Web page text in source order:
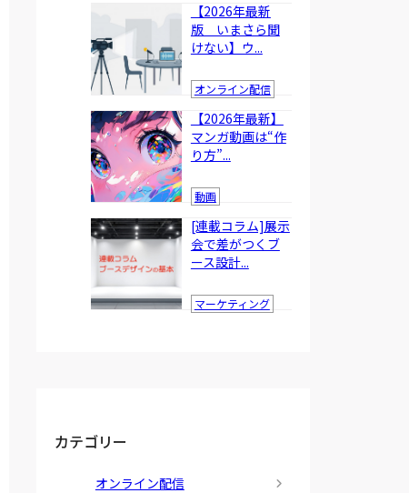
【2026年最新
版 いまさら聞
けない】ウ...
オンライン配信
【2026年最新】
マンガ動画は“作
り方”...
動画
[連載コラム]展示
会で差がつくブ
ース設計...
マーケティング
カテゴリー
オンライン配信